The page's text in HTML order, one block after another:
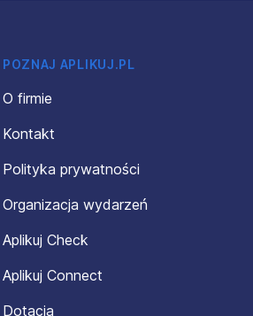
POZNAJ APLIKUJ.PL
O firmie
Kontakt
Polityka prywatności
Organizacja wydarzeń
Aplikuj Check
Aplikuj Connect
Dotacja